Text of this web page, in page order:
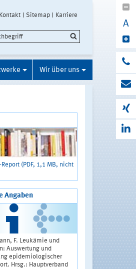
Kontakt Sitemap Karriere
A
Wir über uns
(PDF, 1,1 MB, nicht
Angaben
F. Leukämie und
Auswertung und
epidemiologischer
Hrsg.: Hauptverband